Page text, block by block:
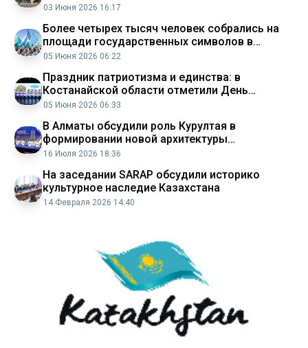
03 Июня 2026 16:17
Более четырех тысяч человек собрались на
площади государственных символов в
Караганде
05 Июня 2026 06:22
Праздник патриотизма и единства: в
Костанайской области отметили День
государственных символов РК
05 Июня 2026 06:33
В Алматы обсудили роль Курултая в
формировании новой архитектуры
законодательной власти
16 Июля 2026 18:36
На заседании SARAP обсудили историко
культурное наследие Казахстана
14 Февраля 2026 14:40